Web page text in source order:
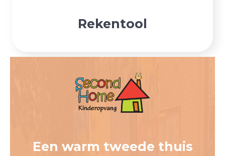
Rekentool
Een warm tweede thuis